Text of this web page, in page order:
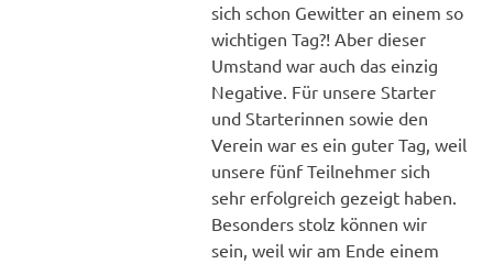
sich schon Gewitter an einem so
wichtigen Tag?! Aber dieser
Umstand war auch das einzig
Negative. Für unsere Starter
und Starterinnen sowie den
Verein war es ein guter Tag, weil
unsere fünf Teilnehmer sich
sehr erfolgreich gezeigt haben.
Besonders stolz können wir
sein, weil wir am Ende einem